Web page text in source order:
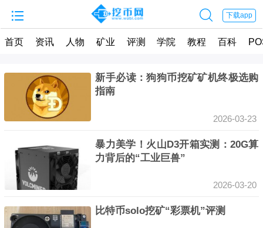
  下载app
首页 资讯 人物 矿业 评测 学院 教程 百科
新手必读：狗狗币挖矿矿机终极选购
指南
2026-03-23
暴力美学！火山D3开箱实测：20G算
力背后的“工业巨兽”
2026-03-20
比特币solo挖矿“彩票机”评测